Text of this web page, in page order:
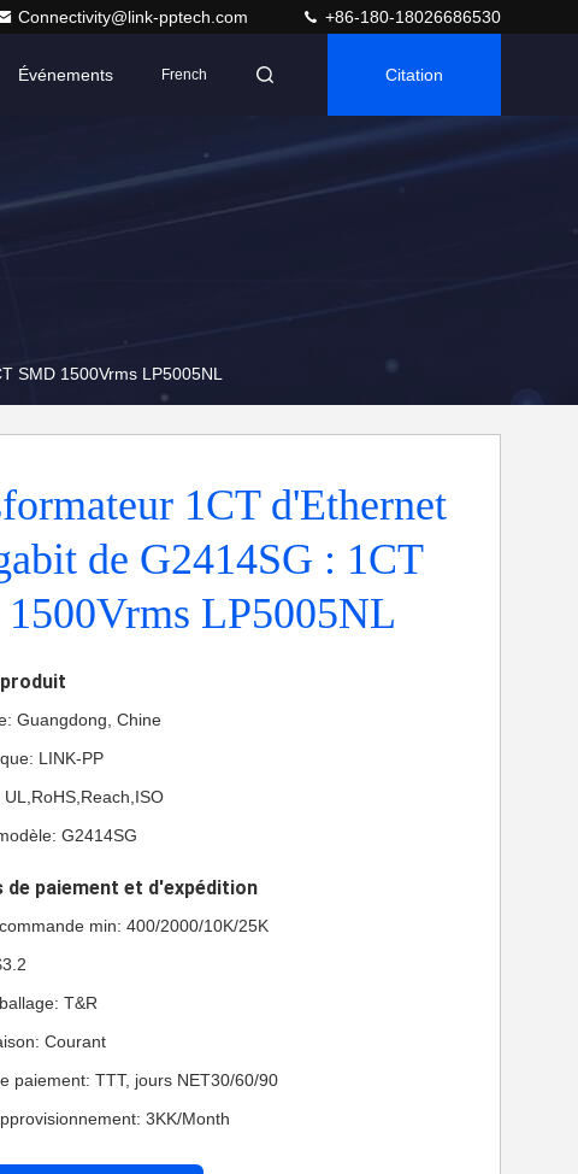
Connectivity@link-pptech.com +86-180-18026686530
Événements French Citation
SMD 1500Vrms LP5005NL
1CT d'Ethernet
de G2414SG : 1CT
LP5005NL
Guangdong, Chine
LINK-PP
G2414SG
de paiement et d'expédition
min: 400/2000/10K/25K
T&R
Courant
paiement: TTT, jours NET30/60/90
3KK/Month